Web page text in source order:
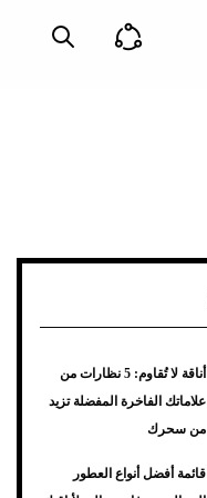
أناقة لا تُقاوم: 5 نظارات من
علاماتك الفاخرة المفضلة تزيد
من سحرك
قائمة أفضل أنواع العطور